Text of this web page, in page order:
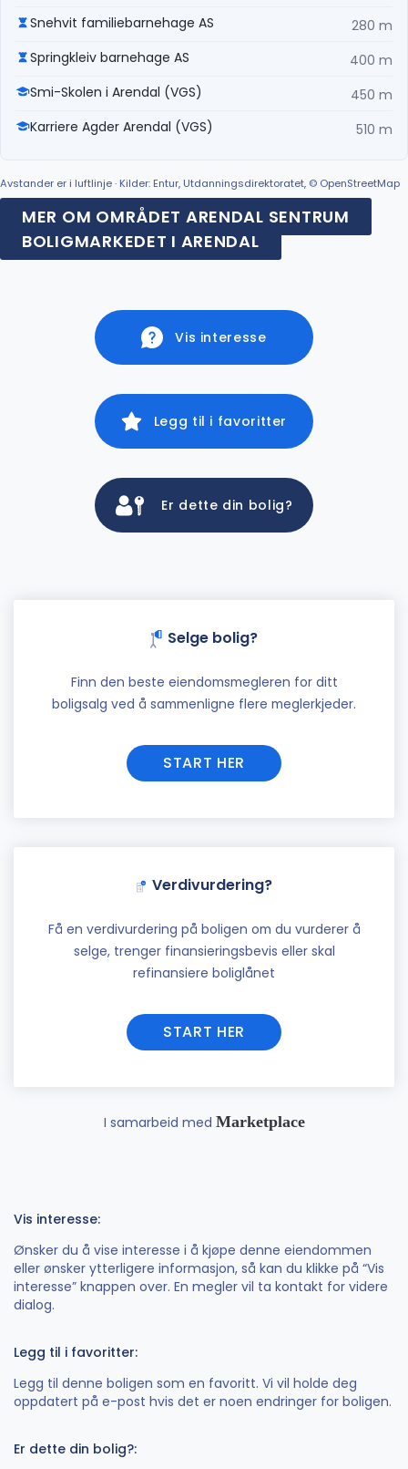
Snehvit familiebarnehage AS
280 m
Springkleiv barnehage AS
400 m
Smi-Skolen i Arendal (VGS)
450 m
Karriere Agder Arendal (VGS)
510 m
Avstander er i luftlinje · Kilder: Entur, Utdanningsdirektoratet, © OpenStreetMap
MER OM OMRÅDET ARENDAL SENTRUM
BOLIGMARKEDET I ARENDAL
Vis interesse
Legg til i favoritter
Er dette din bolig?
Selge bolig?
Finn den beste eiendomsmegleren for ditt
boligsalg ved å sammenligne flere meglerkjeder.
START HER
Verdivurdering?
Få en verdivurdering på boligen om du vurderer å
selge, trenger finansieringsbevis eller skal
refinansiere boliglånet
START HER
I samarbeid med Marketplace
Vis interesse:
Ønsker du å vise interesse i å kjøpe denne eiendommen
eller ønsker ytterligere informasjon, så kan du klikke på “Vis
interesse” knappen over. En megler vil ta kontakt for videre
dialog.
Legg til i favoritter:
Legg til denne boligen som en favoritt. Vi vil holde deg
oppdatert på e-post hvis det er noen endringer for boligen.
Er dette din bolig?: